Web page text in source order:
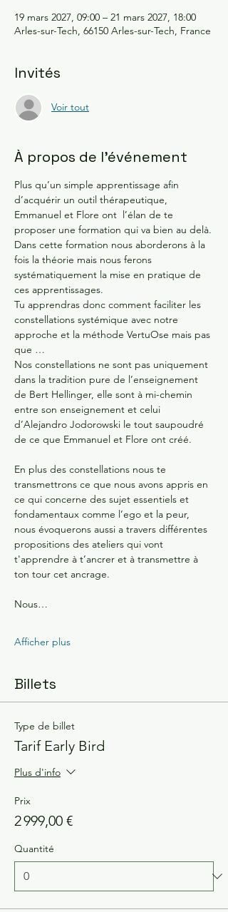
19 mars 2027, 09:00 – 21 mars 2027, 18:00
Arles-sur-Tech, 66150 Arles-sur-Tech, France
Invités
Voir tout
À propos de l'événement
Plus qu’un simple apprentissage afin
d’acquérir un outil thérapeutique,
Emmanuel et Flore ont  l’élan de te
proposer une formation qui va bien au delà.
Dans cette formation nous aborderons à la
fois la théorie mais nous ferons
systématiquement la mise en pratique de
ces apprentissages.
Tu apprendras donc comment faciliter les
constellations systémique avec notre
approche et la méthode VertuOse mais pas
que …
Nos constellations ne sont pas uniquement
dans la tradition pure de l’enseignement
de Bert Hellinger, elle sont à mi-chemin
entre son enseignement et celui
d’Alejandro Jodorowski le tout saupoudré
de ce que Emmanuel et Flore ont créé.
En plus des constellations nous te
transmettrons ce que nous avons appris en
ce qui concerne des sujet essentiels et
fondamentaux comme l’ego et la peur,
nous évoquerons aussi a travers différentes
propositions des ateliers qui vont
t'apprendre à t’ancrer et à transmettre à
ton tour cet ancrage.
Nous…
Afficher plus
Billets
Type de billet
Tarif Early Bird
Plus d'info
Prix
2 999,00 €
Quantité